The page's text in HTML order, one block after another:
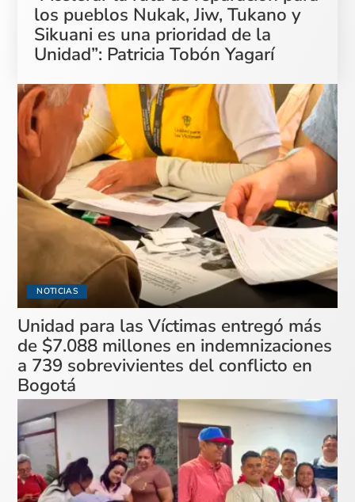
los pueblos Nukak, Jiw, Tukano y
Sikuani es una prioridad de la
Unidad”: Patricia Tobón Yagarí
NOTICIAS
Unidad para las Víctimas entregó más
de $7.088 millones en indemnizaciones
a 739 sobrevivientes del conflicto en
Bogotá